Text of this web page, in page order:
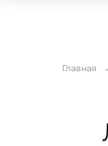
Главная